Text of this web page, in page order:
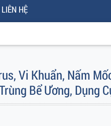
LIÊN HỆ
Vi Khuẩn, Nấm
Bể Ương, Dụng